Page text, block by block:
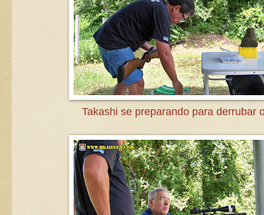
Takashi se preparando para derrubar